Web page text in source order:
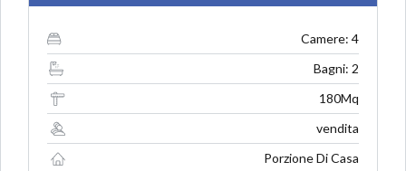
Camere: 4
Bagni: 2
180Mq
vendita
Porzione Di Casa